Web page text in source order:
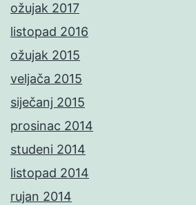
ožujak 2017
listopad 2016
ožujak 2015
veljača 2015
siječanj 2015
prosinac 2014
studeni 2014
listopad 2014
rujan 2014